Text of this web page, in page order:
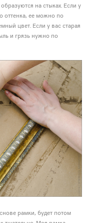
на стыках. Если у
оттенка, ее можно по
цвет. Если у вас старая
и грязь нужно по
рамки, будет потом